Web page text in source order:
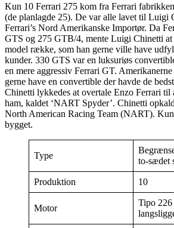
Kun 10 Ferrari 275 kom fra Ferrari
(de planlagde 25). De var alle lavet til Luigi
Ferrari’s Nord Amerikanske Importør. Da
GTS og 275 GTB/4, mente Luigi Chinetti at
model række, som han gerne ville have
kunder. 330 GTS var en luksuriøs
en mere aggressiv Ferrari GT.
gerne have en convertible der havde de
Chinetti lykkedes at overtale Enzo Ferrari til
ham, kaldet ‘NART Spyder’. Chinetti
North American Racing Team (NART).
bygget.
Type
to-sædet
Produktion 10
Motor
Tipo 226